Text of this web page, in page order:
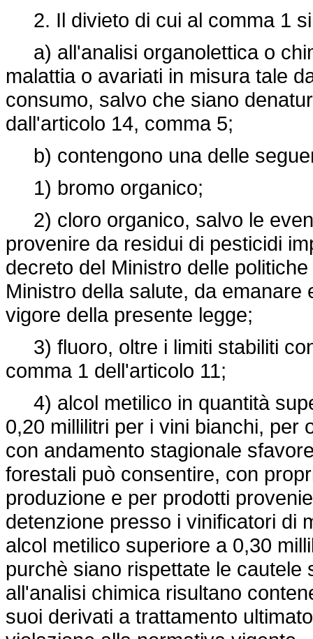
2. Il divieto di cui al comma 1
a) all'analisi organolettica o
malattia o avariati in misura tale
consumo, salvo che siano
dall'articolo 14, comma 5;
b) contengono una delle
1) bromo organico;
2) cloro organico, salvo le
provenire da residui di pesticidi
decreto del Ministro delle
Ministro della salute, da
vigore della presente legge;
3) fluoro, oltre i limiti stabiliti
comma 1 dell'articolo 11;
4) alcol metilico in quantità
0,20 millilitri per i vini bianchi, per
con andamento stagionale
forestali può consentire, con
produzione e per prodotti
detenzione presso i vinificatori di
alcol metilico superiore a 0,30
purchè siano rispettate le
all'analisi chimica risultano
suoi derivati a trattamento